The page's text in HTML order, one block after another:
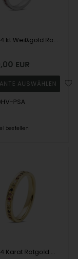
Diwa 14 kt Weißgold Rosa Saphir Allianz Ring, von Nuran
EUR
PSA
bestellen
Diwa 14 Karat Rotgold mehrfarbiger Ehering, von Nuran